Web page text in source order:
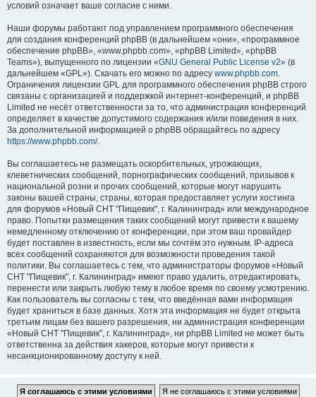
условий означает ваше согласие с ними.
Наши форумы работают под управлением программного обеспечения
для создания конференций phpBB (в дальнейшем «они», «программное
обеспечение phpBB», «www.phpbb.com», «phpBB Limited», «phpBB
Teams»), выпущенного по лицензии «GNU General Public License v2» (в
дальнейшем «GPL»). Скачать его можно по адресу www.phpbb.com.
Ограничения лицензии GPL для программного обеспечения phpBB строго
связаны с организацией и поддержкой интернет-конференций, и phpBB
Limited не несёт ответственности за то, что администрация конференций
определяет в качестве допустимого содержания и/или поведения в них.
За дополнительной информацией о phpBB обращайтесь по адресу
https://www.phpbb.com/.
Вы соглашаетесь не размещать оскорбительных, угрожающих,
клеветнических сообщений, порнографических сообщений, призывов к
национальной розни и прочих сообщений, которые могут нарушить
законы вашей страны, страны, которая предоставляет услуги хостинга
для форумов «Новый СНТ "Пищевик", г. Калининград» или международное
право. Попытки размещения таких сообщений могут привести к вашему
немедленному отключению от конференции, при этом ваш провайдер
будет поставлен в известность, если мы сочтём это нужным. IP-адреса
всех сообщений сохраняются для возможности проведения такой
политики. Вы соглашаетесь с тем, что администраторы форумов «Новый
СНТ "Пищевик", г. Калининград» имеют право удалить, отредактировать,
перенести или закрыть любую тему в любое время по своему усмотрению.
Как пользователь вы согласны с тем, что введённая вами информация
будет храниться в базе данных. Хотя эта информация не будет открыта
третьим лицам без вашего разрешения, ни администрация конференции
«Новый СНТ "Пищевик", г. Калининград», ни phpBB Limited не может быть
ответственна за действия хакеров, которые могут привести к
несанкционированному доступу к ней.